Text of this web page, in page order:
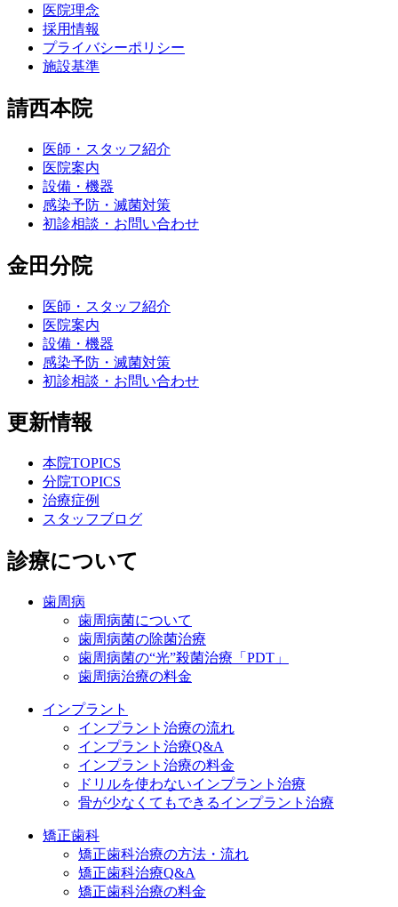
医院理念
採用情報
プライバシーポリシー
施設基準
請西本院
医師・スタッフ紹介
医院案内
設備・機器
感染予防・滅菌対策
初診相談・お問い合わせ
金田分院
医師・スタッフ紹介
医院案内
設備・機器
感染予防・滅菌対策
初診相談・お問い合わせ
更新情報
本院TOPICS
分院TOPICS
治療症例
スタッフブログ
診療について
歯周病
歯周病菌について
歯周病菌の除菌治療
歯周病菌の“光”殺菌治療「PDT」
歯周病治療の料金
インプラント
インプラント治療の流れ
インプラント治療Q&A
インプラント治療の料金
ドリルを使わないインプラント治療
骨が少なくてもできるインプラント治療
矯正歯科
矯正歯科治療の方法・流れ
矯正歯科治療Q&A
矯正歯科治療の料金